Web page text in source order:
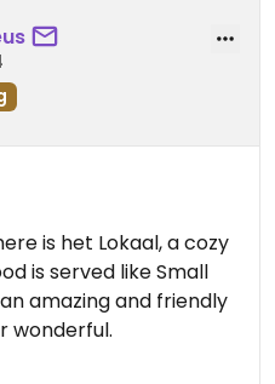
is het Lokaal, a cozy
is served like Small
amazing and friendly
wonderful.